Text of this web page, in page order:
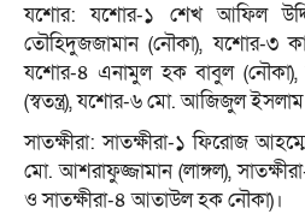
যশোর: যশোর-১ শেখ আফিল
তৌহিদুজজামান (নৌকা), যশোর-৩
যশোর-৪ এনামুল হক বাবুল
(স্বতন্ত্র), যশোর-৬ মো. আজিজুল ইসলাম
সাতক্ষীরা: সাতক্ষীরা-১ ফিরোজ
মো. আশরাফুজ্জামান (লাঙ্গল),
ও সাতক্ষীরা-৪ আতাউল হক নৌকা)।